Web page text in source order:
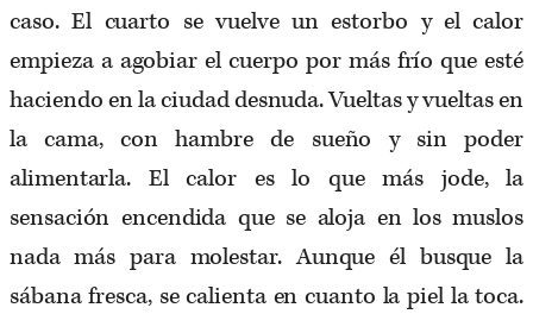
caso. El cuarto se vuelve un estorbo y el calor
empieza a agobiar el cuerpo por más frío que esté
haciendo en la ciudad desnuda. Vueltas y vueltas en
la cama, con hambre de sueño y sin poder
alimentarla. El calor es lo que más jode, la
sensación encendida que se aloja en los muslos
nada más para molestar. Aunque él busque la
sábana fresca, se calienta en cuanto la piel la toca.